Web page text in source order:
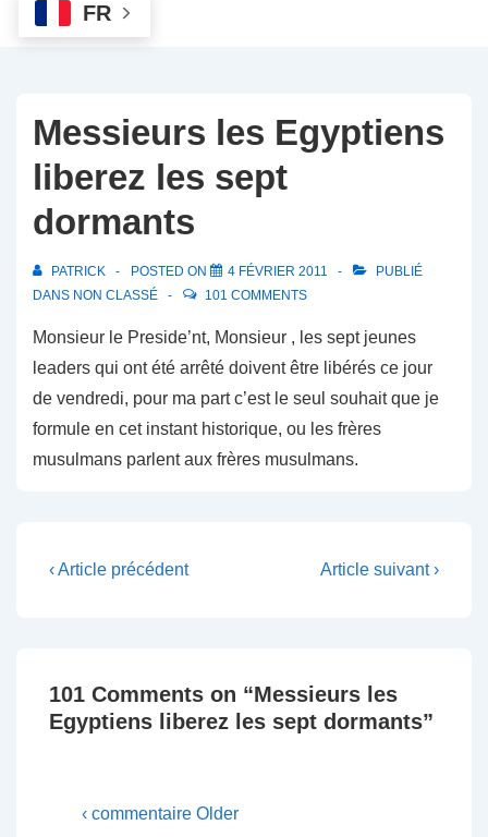
FR
Messieurs les Egyptiens
liberez les sept
dormants
PATRICK POSTED ON 4 FÉVRIER 2011
PUBLIÉ
DANS NON CLASSÉ 101 COMMENTS
Monsieur le Preside’nt, Monsieur , les sept jeunes
leaders qui ont été arrêté doivent être libérés ce jour
de vendredi, pour ma part c’est le seul souhait que je
formule en cet instant historique, ou les frères
musulmans parlent aux frères musulmans.
Navigation
Previous
‹ Article précédent
Next
Article suivant ›
101 Comments on “Messieurs les
Egyptiens liberez les sept dormants”
‹ commentaire Older